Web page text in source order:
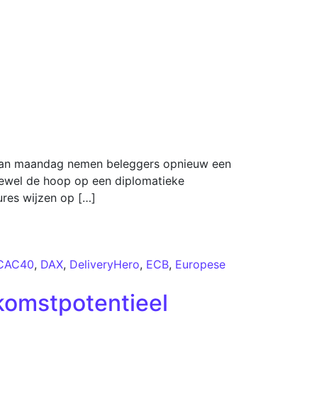
maandag nemen beleggers opnieuw een
de hoop op een diplomatieke
wijzen op […]
, DAX, DeliveryHero, ECB, Europese